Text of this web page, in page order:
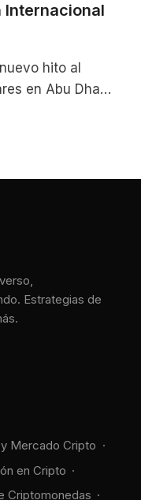
Internacional
hito al
en Abu Dhabi
Estrategias de
y Mercado Cripto
en Cripto
Criptomonedas